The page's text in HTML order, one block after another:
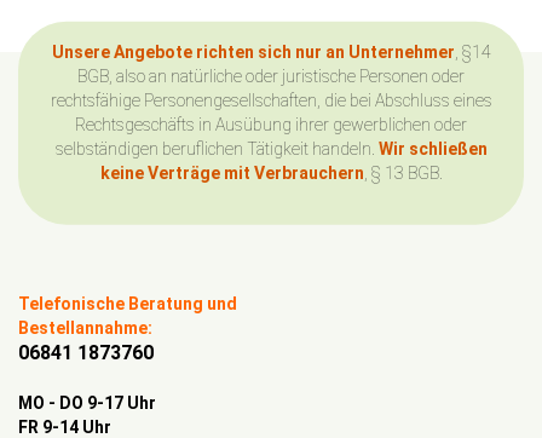
Unsere Angebote richten sich nur an Unternehmer , §14
BGB, also an natürliche oder juristische Personen oder
rechtsfähige Personengesellschaften, die bei Abschluss eines
Rechtsgeschäfts in Ausübung ihrer gewerblichen oder
selbständigen beruflichen Tätigkeit handeln. Wir schließen
keine Verträge mit Verbrauchern , § 13 BGB.
Telefonische Beratung und
Bestellannahme:
06841 1873760
MO - DO 9-17 Uhr
FR 9-14 Uhr